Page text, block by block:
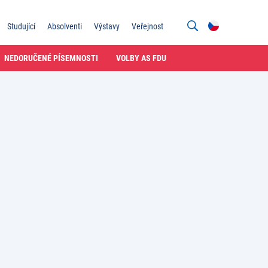
Studující Absolventi Výstavy Veřejnost
NEDORUČENÉ PÍSEMNOSTI VOLBY AS FDU